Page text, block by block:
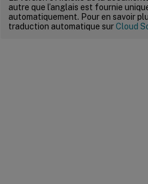
autre que l’anglais est fournie
automatiquement. Pour en savoir
traduction automatique surCloud